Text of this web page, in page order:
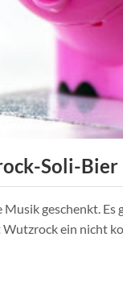
Soli-Bier
geschenkt.
ein nicht